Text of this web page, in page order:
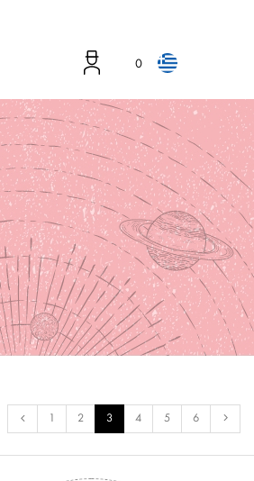
0
1 2 3 4 5 6